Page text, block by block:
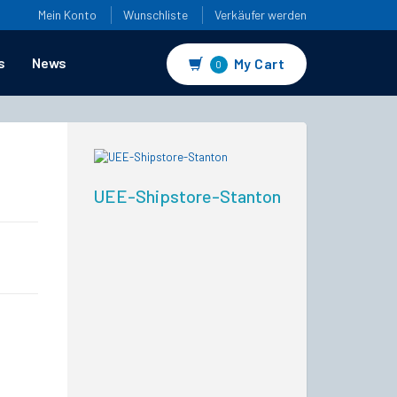
Mein Konto Wunschliste Verkäufer werden
News 0 My Cart
UEE-Shipstore-Stanton